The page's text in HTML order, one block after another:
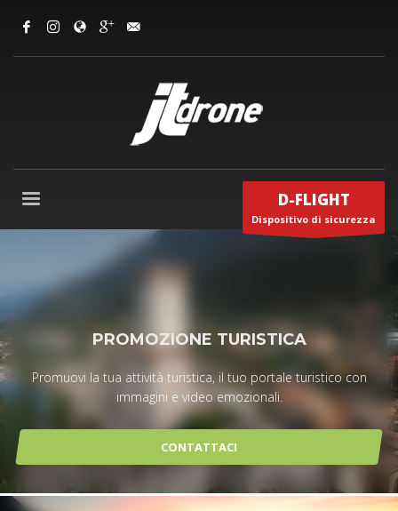
D-FLIGHT
Dispositivo di sicurezza
PROMOZIONE TURISTICA
Promuovi la tua attività turistica, il tuo portale turistico con
immagini e video emozionali.
CONTATTACI